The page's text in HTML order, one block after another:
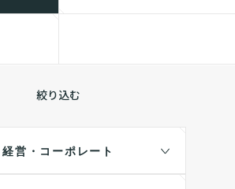
絞り込む
経営・コーポレート